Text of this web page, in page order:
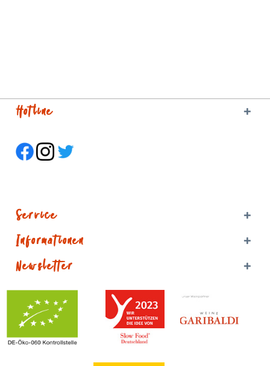
Hotline
Service
Informationen
Newsletter